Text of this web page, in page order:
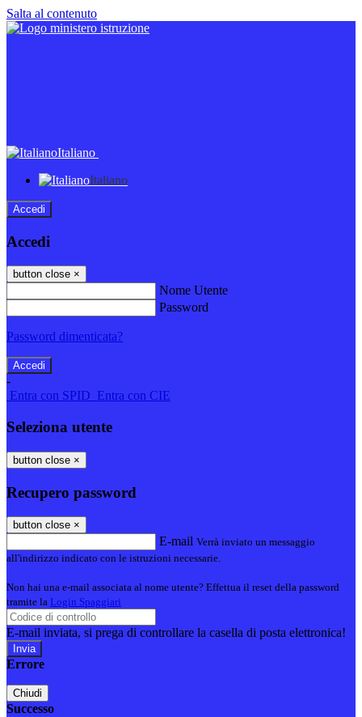
Salta al contenuto
Italiano
Italiano
Accedi
Accedi
button close ×
Nome Utente
Password
Password dimenticata?
-
Entra con SPID Entra con CIE
Seleziona utente
button close ×
Recupero password
button close ×
E-mail Verrà inviato un messaggio
all'indirizzo indicato con le istruzioni necessarie.
Non hai una e-mail associata al nome utente? Effettua il reset della password
tramite la Login Spaggiari
E-mail inviata, si prega di controllare la casella di posta elettronica!
Errore
Chiudi
Successo